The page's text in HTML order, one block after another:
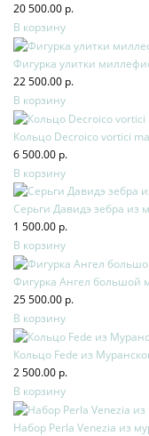
20 500.00 р.
В корзину
Фигурка улитки
22 500.00 р.
В корзину
Кольцо Decroico vortici
6 500.00 р.
В корзину
Серьги Давидэ зебра из
1 500.00 р.
В корзину
Фигурка Ангел большой
25 500.00 р.
В корзину
Кольцо Fede из
2 500.00 р.
В корзину
Набор Perla Venezia из